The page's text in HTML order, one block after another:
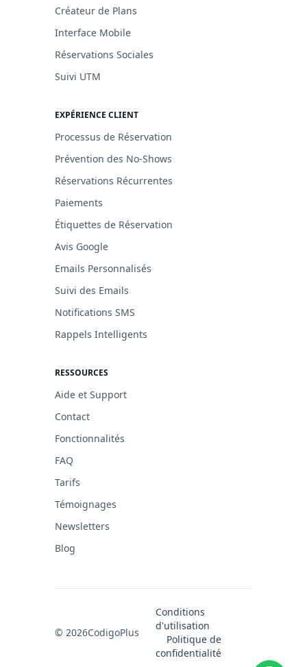
Créateur de Plans
Interface Mobile
Réservations Sociales
Suivi UTM
EXPÉRIENCE CLIENT
Processus de Réservation
Prévention des No-Shows
Réservations Récurrentes
Paiements
Étiquettes de Réservation
Avis Google
Emails Personnalisés
Suivi des Emails
Notifications SMS
Rappels Intelligents
RESSOURCES
Aide et Support
Contact
Fonctionnalités
FAQ
Tarifs
Témoignages
Newsletters
Blog
© 2026CodigoPlus
Conditions
d'utilisation
Politique de
confidentialité